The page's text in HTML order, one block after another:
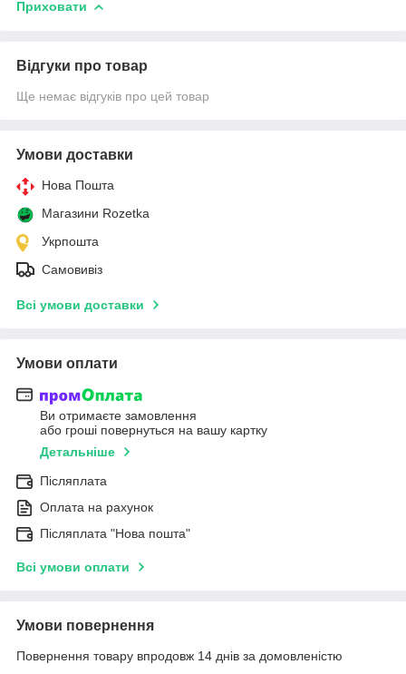
Приховати
Відгуки про товар
Ще немає відгуків про цей товар
Умови доставки
Нова Пошта
Магазини Rozetka
Укрпошта
Самовивіз
Всі умови доставки
Умови оплати
Ви отримаєте замовлення
або гроші повернуться на вашу картку
Детальніше
Післяплата
Оплата на рахунок
Післяплата "Нова пошта"
Всі умови оплати
Умови повернення
Повернення товару впродовж 14 днів за домовленістю